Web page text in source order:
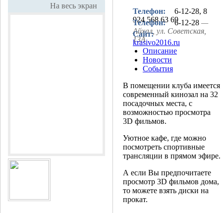
На весь экран
Телефон:
6-12-28, 8
924 568 63 69
Телефон: 6-12-28 —
Айхал, ул. Советская,
13А
Сайт:
krasivo2016.ru
Описание
Новости
События
В помещении клуба имеется
современный кинозал на 32
посадочных места, с
возможностью просмотра
3D фильмов.
Уютное кафе, где можно
посмотреть спортивные
трансляции в прямом эфире.
А если Вы предпочитаете
просмотр 3D фильмов дома,
то можете взять диски на
прокат.